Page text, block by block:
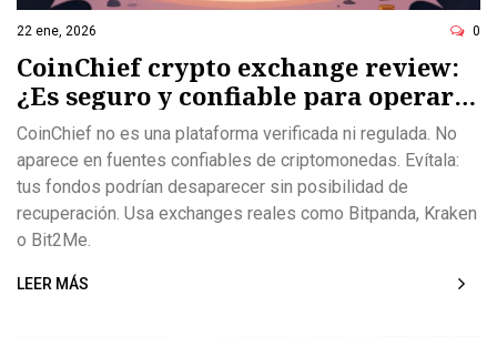
22 ene, 2026 0
CoinChief crypto exchange review:
¿Es seguro y confiable para operar
en criptomonedas?
CoinChief no es una plataforma verificada ni regulada. No
aparece en fuentes confiables de criptomonedas. Evítala:
tus fondos podrían desaparecer sin posibilidad de
recuperación. Usa exchanges reales como Bitpanda, Kraken
o Bit2Me.
LEER MÁS